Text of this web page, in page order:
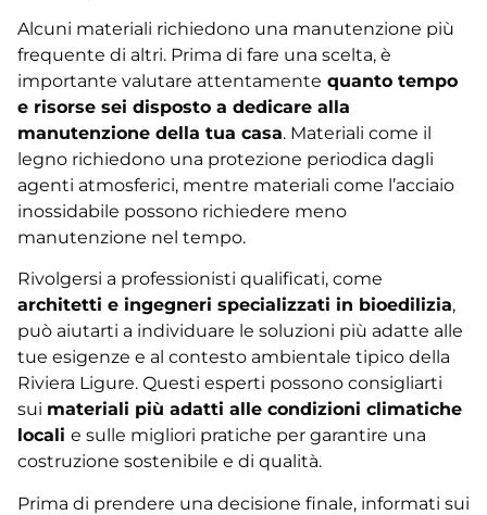
Alcuni materiali richiedono una manutenzione più
frequente di altri. Prima di fare una scelta, è
importante valutare attentamente quanto tempo
e risorse sei disposto a dedicare alla
manutenzione della tua casa. Materiali come il
legno richiedono una protezione periodica dagli
agenti atmosferici, mentre materiali come l’acciaio
inossidabile possono richiedere meno
manutenzione nel tempo.
Rivolgersi a professionisti qualificati, come
architetti e ingegneri specializzati in bioedilizia,
può aiutarti a individuare le soluzioni più adatte alle
tue esigenze e al contesto ambientale tipico della
Riviera Ligure. Questi esperti possono consigliarti
sui materiali più adatti alle condizioni climatiche
locali e sulle migliori pratiche per garantire una
costruzione sostenibile e di qualità.
Prima di prendere una decisione finale, informati sui